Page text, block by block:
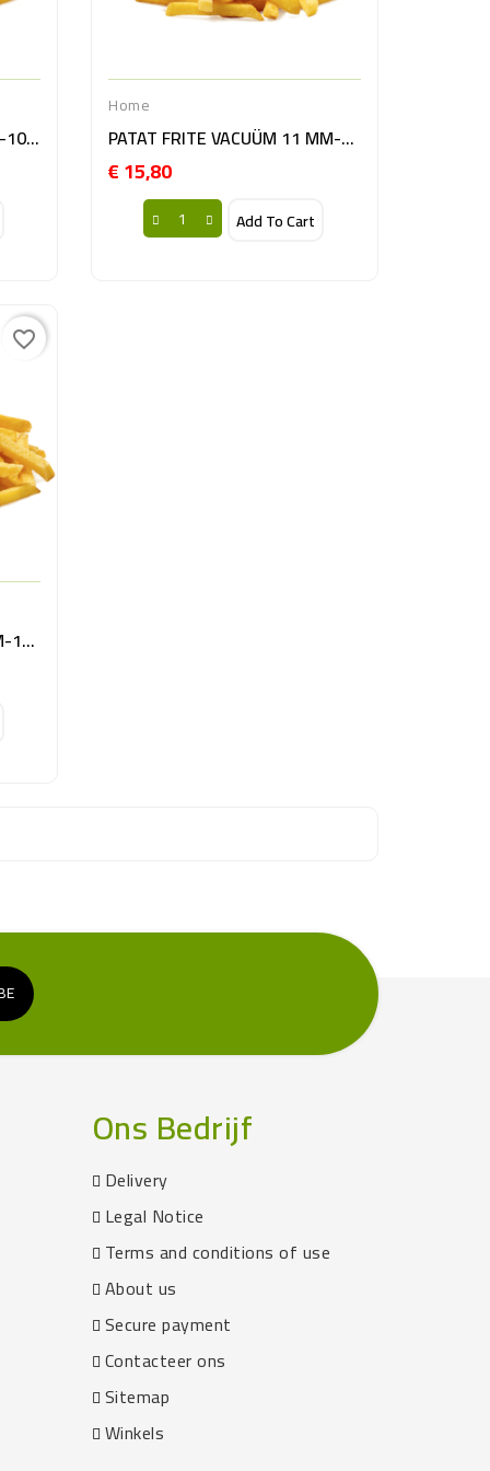
PATAT FRITE VACUM 12MM-10KG BE
Home
PATAT FRITE VACUÜM 11 MM-10KG BE
€ 15,80Prijs
Add To Cart
PATAT FRIET VACUÜM 7 MM-10KG BE
favorite_border
Ons Bedrijf
Delivery
Legal Notice
Terms and conditions of use
About us
Secure payment
Contacteer ons
Sitemap
Winkels